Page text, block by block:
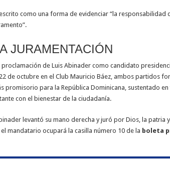
como una forma de evidenciar “la responsabilidad
JURAMENTACIÓN
de Luis Abinader como candidato
de octubre en el Club Mauricio Báez, ambos partidos
promisorio para la República Dominicana, sustentado en
con el bienestar de la ciudadanía.
levantó su mano derecha y juró por Dios, la patria
el mandatario ocupará la casilla número 10 de la boleta